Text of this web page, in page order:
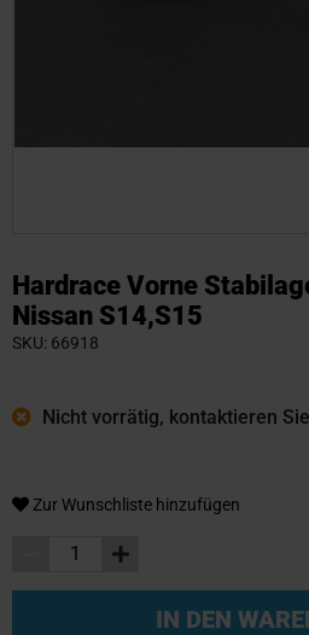
Hardrace Vorne
Nissan S14,S15
SKU 66918
Nicht vorrätig, kontaktieren
Zur Wunschliste hinzufügen
IN DEN
Anfang
der
Bildgalerie